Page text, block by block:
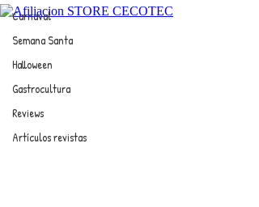
Carnaval
Semana Santa
Halloween
Gastrocultura
Reviews
Artículos revistas